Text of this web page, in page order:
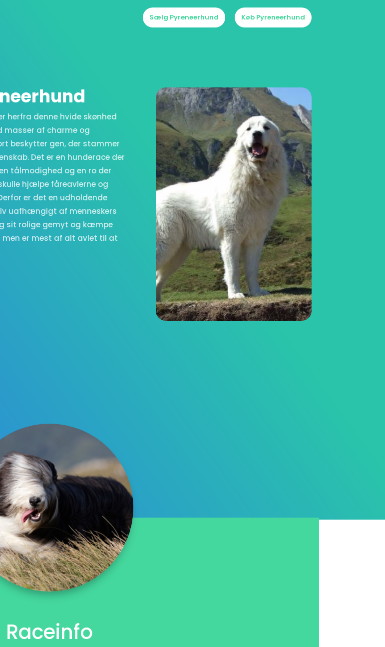
Sælg Pyreneerhund Køb Pyreneerhund
herfra denne hvide skønhed
masser af charme og
beskytter gen, der stammer
Det er en hunderace der
tålmodighed og en ro der
hjælpe fåreavlerne og
er det en udholdende
uafhængigt af menneskers
sit rolige gemyt og kæmpe
er mest af alt avlet til at
Raceinfo